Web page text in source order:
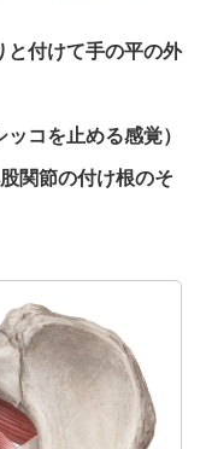
と付けて手の平の外
コを止める感覚）
関節の付け根のそ